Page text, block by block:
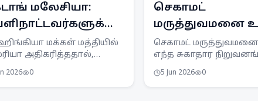
மலேசியா:
பரிசோதனை
மக்கள் மத்தியில்
அதிகரித்ததால்,
தீவிரப்படுத்தி
2026 0
செகாமட்
மருத்துவமனை
எந்த சுகாதார
மூடப்படாது: அரசு
செகாமட்
எந்த சுகாதார
உறுதியளித்துள்ளது.
அத்தியாவசிய
5 Jun 2026 0